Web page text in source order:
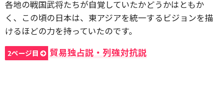
各地の戦国武将たちが自覚していたかどうかはともか
く、この頃の日本は、東アジアを統一するビジョンを描
けるほどの力を持っていたのです。
2ページ目 貿易独占説・列強対抗説